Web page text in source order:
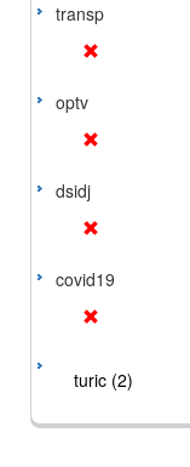
transp
optv
dsidj
covid19
turic (2)